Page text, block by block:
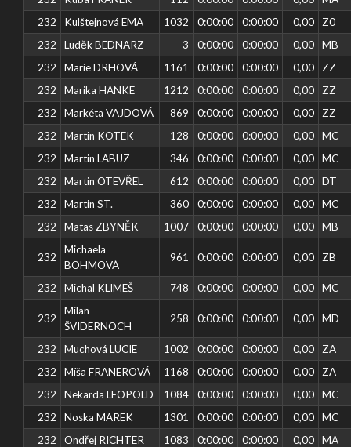
232
Kulštejnová EMA 1032 0:00:00 0:00:00 0,00
Z0
232
Luděk BEDNARZ 3 0:00:00 0:00:00 0,00
MB
232
Marie DRHOVÁ 1161 0:00:00 0:00:00 0,00
ZZ
232
Marika HANKE 1212 0:00:00 0:00:00 0,00
ZZ
232
Markéta VAJDOVÁ 869 0:00:00 0:00:00 0,00
ZZ
232
Martin KOTEK 128 0:00:00 0:00:00 0,00
MC
232
Martin LABUZ 346 0:00:00 0:00:00 0,00
MC
232
Martin OTEVŘEL 612 0:00:00 0:00:00 0,00
DT
232
Martin ST. 360 0:00:00 0:00:00 0,00
MC
232
Matas ZBYNĚK 1007 0:00:00 0:00:00 0,00 MB
232
Michaela
BÖHMOVÁ
961 0:00:00 0:00:00 0,00 ZB
232 Michal KLIMEŠ 748 0:00:00 0:00:00 0,00 MC
232
Milan
ŠVIDERNOCH
258 0:00:00 0:00:00 0,00 MD
232 Muchová LUCIE 1002 0:00:00 0:00:00 0,00
ZA
232
Míša FRANEROVÁ 1168 0:00:00 0:00:00 0,00
ZA
232
Nekarda LEOPOLD 1084 0:00:00 0:00:00 0,00
MC
232
Noska MAREK 1301 0:00:00 0:00:00 0,00
MC
232
Ondřej RICHTER 1083 0:00:00 0:00:00 0,00
MA